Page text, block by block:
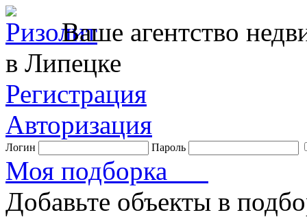
Ваше агентство
в Липецке
Регистрация
Авторизация
Логин Пароль
Моя подборка
Добавьте объекты в